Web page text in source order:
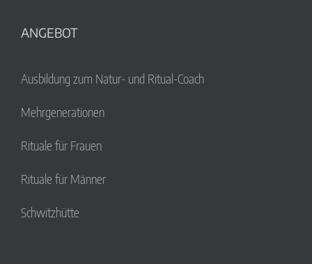
ANGEBOT
Ausbildung zum Natur- und Ritual-Coach
Mehrgenerationen
Rituale für Frauen
Rituale für Männer
Schwitzhütte